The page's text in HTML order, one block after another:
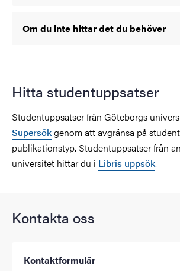
Om du inte hittar det du behöver
Hitta studentuppsatser
Studentuppsatser från Göteborgs
Supersökgenom att avgränsa på
publikationstyp. Studentuppsatser från
universitet hittar du i Libris uppsök.
Kontakta oss
Kontaktformulär